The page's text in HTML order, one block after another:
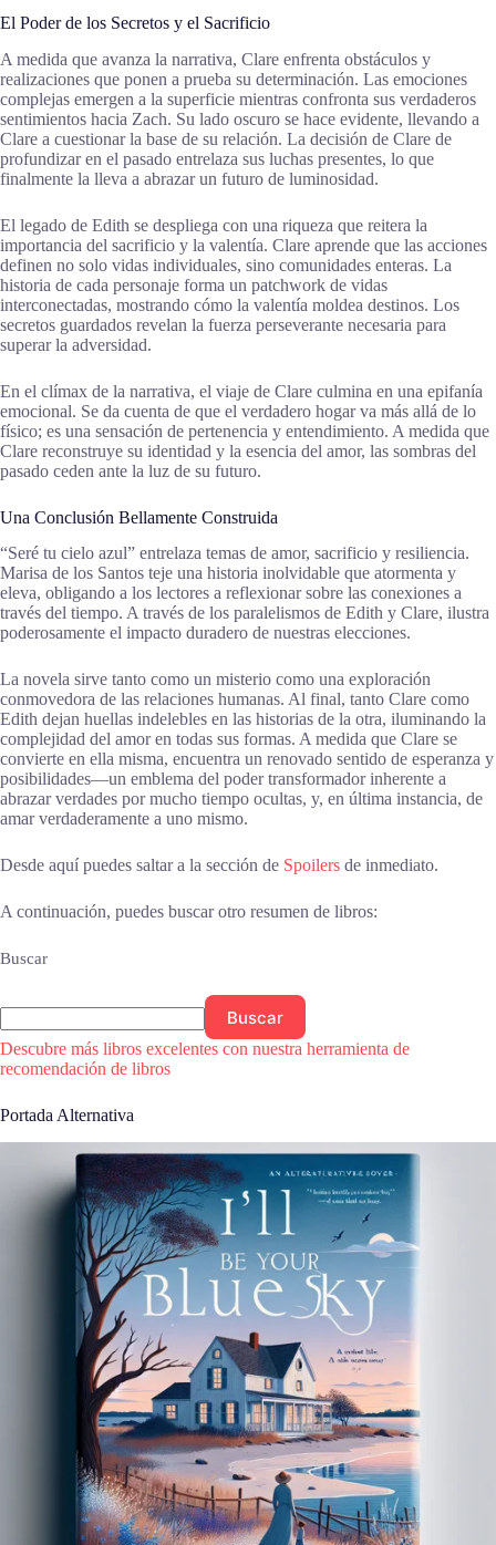
El Poder de los Secretos y el Sacrificio
A medida que avanza la narrativa, Clare enfrenta obstáculos y
realizaciones que ponen a prueba su determinación. Las emociones
complejas emergen a la superficie mientras confronta sus verdaderos
sentimientos hacia Zach. Su lado oscuro se hace evidente, llevando a
Clare a cuestionar la base de su relación. La decisión de Clare de
profundizar en el pasado entrelaza sus luchas presentes, lo que
finalmente la lleva a abrazar un futuro de luminosidad.
El legado de Edith se despliega con una riqueza que reitera la
importancia del sacrificio y la valentía. Clare aprende que las acciones
definen no solo vidas individuales, sino comunidades enteras. La
historia de cada personaje forma un patchwork de vidas
interconectadas, mostrando cómo la valentía moldea destinos. Los
secretos guardados revelan la fuerza perseverante necesaria para
superar la adversidad.
En el clímax de la narrativa, el viaje de Clare culmina en una epifanía
emocional. Se da cuenta de que el verdadero hogar va más allá de lo
físico; es una sensación de pertenencia y entendimiento. A medida que
Clare reconstruye su identidad y la esencia del amor, las sombras del
pasado ceden ante la luz de su futuro.
Una Conclusión Bellamente Construida
“Seré tu cielo azul” entrelaza temas de amor, sacrificio y resiliencia.
Marisa de los Santos teje una historia inolvidable que atormenta y
eleva, obligando a los lectores a reflexionar sobre las conexiones a
través del tiempo. A través de los paralelismos de Edith y Clare, ilustra
poderosamente el impacto duradero de nuestras elecciones.
La novela sirve tanto como un misterio como una exploración
conmovedora de las relaciones humanas. Al final, tanto Clare como
Edith dejan huellas indelebles en las historias de la otra, iluminando la
complejidad del amor en todas sus formas. A medida que Clare se
convierte en ella misma, encuentra un renovado sentido de esperanza y
posibilidades—un emblema del poder transformador inherente a
abrazar verdades por mucho tiempo ocultas, y, en última instancia, de
amar verdaderamente a uno mismo.
Desde aquí puedes saltar a la sección de Spoilers de inmediato.
A continuación, puedes buscar otro resumen de libros:
Buscar
Buscar
Descubre más libros excelentes con nuestra herramienta de
recomendación de libros
Portada Alternativa